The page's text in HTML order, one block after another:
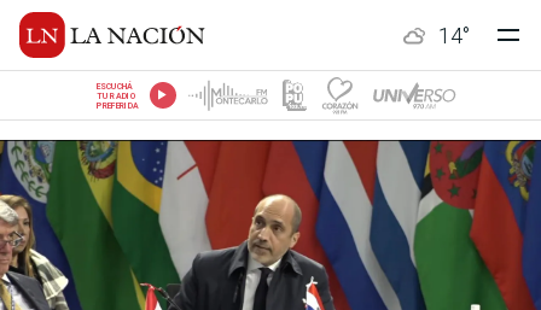
14°
ESCUCHÁ
TU RADIO
PREFERIDA